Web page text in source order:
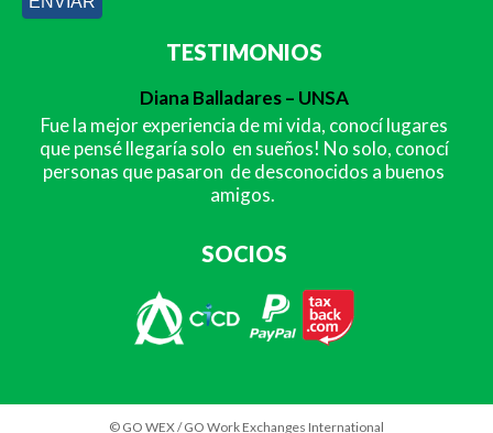
TESTIMONIOS
Diana Balladares – UNSA
Fue la mejor experiencia de mi vida, conocí lugares
que pensé llegaría solo en sueños! No solo, conocí
personas que pasaron de desconocidos a buenos
amigos.
SOCIOS
© GO WEX / GO Work Exchanges International